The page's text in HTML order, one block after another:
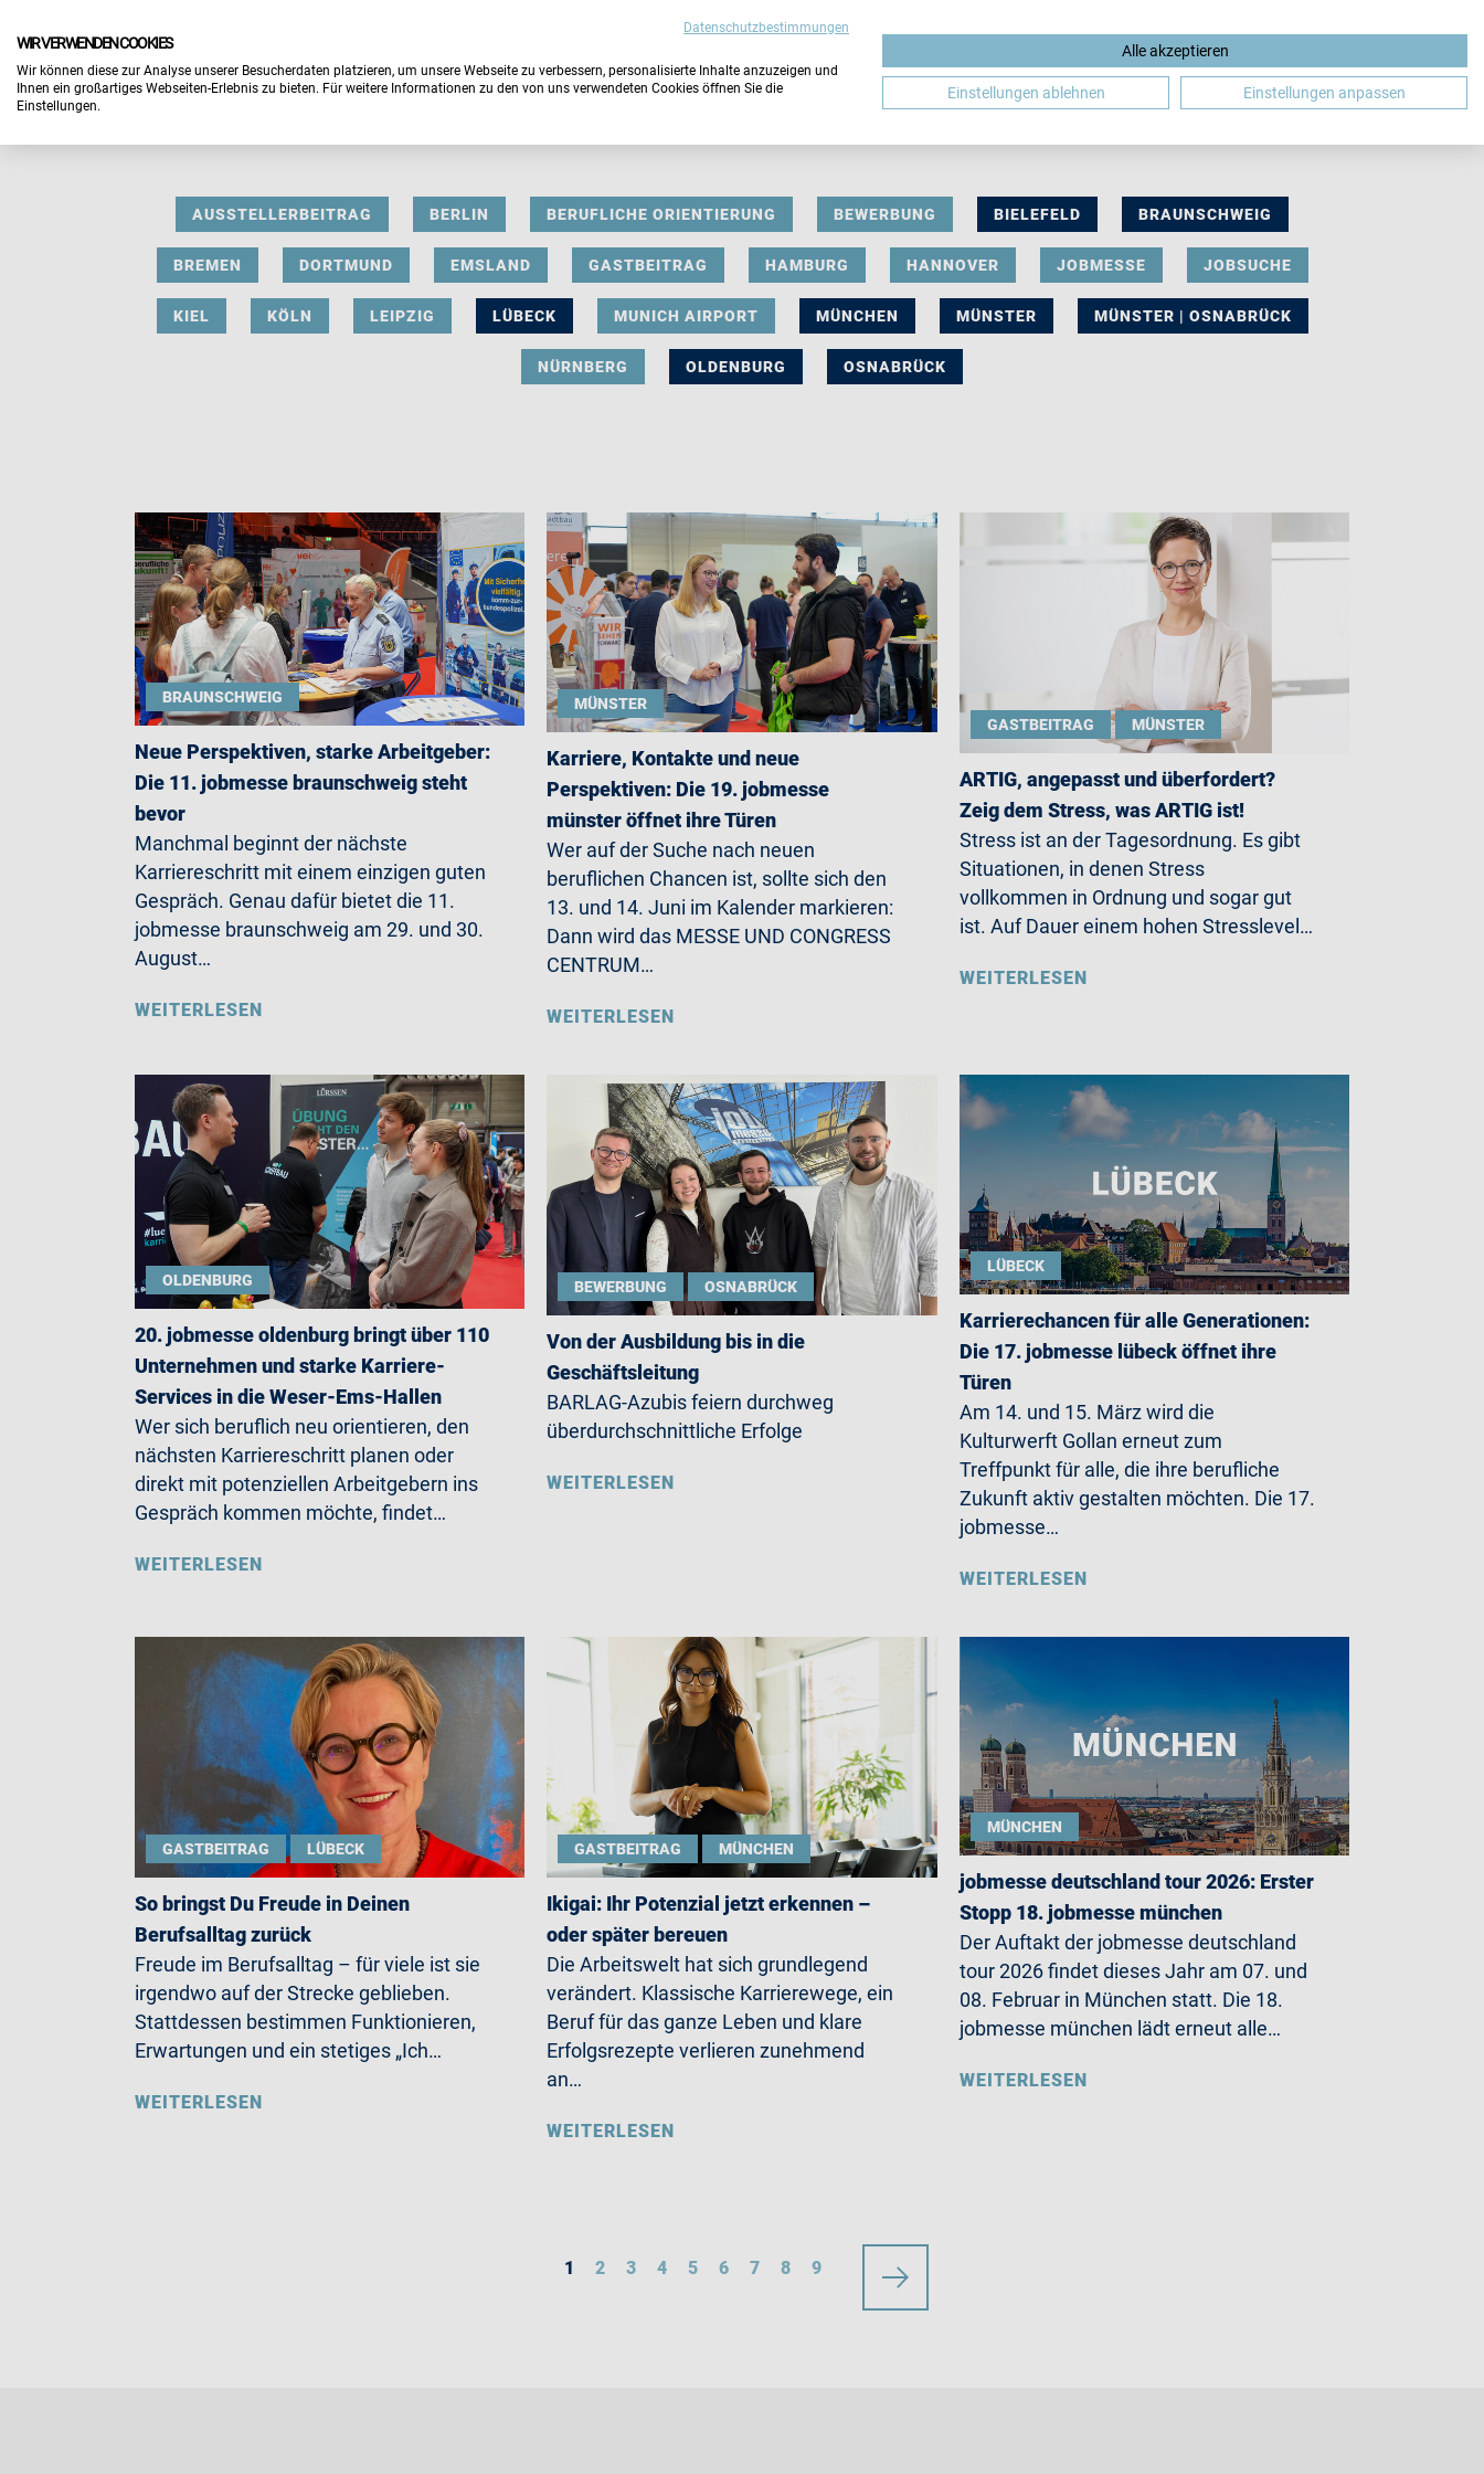
DE
AUSSTELLERBEITRAG BERLIN BERUFLICHE ORIENTIERUNG BEWERBUNG BIELEFELD BRAUNSCHWEIG
BREMEN DORTMUND EMSLAND GASTBEITRAG HAMBURG HANNOVER JOBMESSE JOBSUCHE
KIEL KÖLN LEIPZIG LÜBECK MUNICH AIRPORT MÜNCHEN MÜNSTER MÜNSTER | OSNABRÜCK
NÜRNBERG OLDENBURG OSNABRÜCK
BRAUNSCHWEIG
Neue Perspektiven, starke Arbeitgeber:
Die 11. jobmesse braunschweig steht
bevor
Manchmal beginnt der nächste
Karriereschritt mit einem einzigen guten
Gespräch. Genau dafür bietet die 11.
jobmesse braunschweig am 29. und 30.
August…
WEITERLESEN
MÜNSTER
Karriere, Kontakte und neue
Perspektiven: Die 19. jobmesse
münster öffnet ihre Türen
Wer auf der Suche nach neuen
beruflichen Chancen ist, sollte sich den
13. und 14. Juni im Kalender markieren:
Dann wird das MESSE UND CONGRESS
CENTRUM…
WEITERLESEN
GASTBEITRAG MÜNSTER
ARTIG, angepasst und überfordert?
Zeig dem Stress, was ARTIG ist!
Stress ist an der Tagesordnung. Es gibt
Situationen, in denen Stress
vollkommen in Ordnung und sogar gut
ist. Auf Dauer einem hohen Stresslevel…
WEITERLESEN
OLDENBURG
20. jobmesse oldenburg bringt über 110
Unternehmen und starke Karriere-
Services in die Weser-Ems-Hallen
Wer sich beruflich neu orientieren, den
nächsten Karriereschritt planen oder
direkt mit potenziellen Arbeitgebern ins
Gespräch kommen möchte, findet…
WEITERLESEN
BEWERBUNG OSNABRÜCK
Von der Ausbildung bis in die
Geschäftsleitung
BARLAG-Azubis feiern durchweg
überdurchschnittliche Erfolge
WEITERLESEN
LÜBECK
Karrierechancen für alle Generationen:
Die 17. jobmesse lübeck öffnet ihre
Türen
Am 14. und 15. März wird die
Kulturwerft Gollan erneut zum
Treffpunkt für alle, die ihre berufliche
Zukunft aktiv gestalten möchten. Die 17.
jobmesse…
WEITERLESEN
GASTBEITRAG LÜBECK
So bringst Du Freude in Deinen
Berufsalltag zurück
Freude im Berufsalltag – für viele ist sie
irgendwo auf der Strecke geblieben.
Stattdessen bestimmen Funktionieren,
Erwartungen und ein stetiges „Ich…
WEITERLESEN
GASTBEITRAG MÜNCHEN
Ikigai: Ihr Potenzial jetzt erkennen –
oder später bereuen
Die Arbeitswelt hat sich grundlegend
verändert. Klassische Karrierewege, ein
Beruf für das ganze Leben und klare
Erfolgsrezepte verlieren zunehmend
an…
WEITERLESEN
MÜNCHEN
jobmesse deutschland tour 2026: Erster
Stopp 18. jobmesse münchen
Der Auftakt der jobmesse deutschland
tour 2026 findet dieses Jahr am 07. und
08. Februar in München statt. Die 18.
jobmesse münchen lädt erneut alle…
WEITERLESEN
1 2 3 4 5 6 7 8 9
Datenschutzbestimmungen
WIR VERWENDEN COOKIES
Wir können diese zur Analyse unserer Besucherdaten platzieren, um unsere Webseite zu verbessern, personalisierte Inhalte anzuzeigen und
Ihnen ein großartiges Webseiten-Erlebnis zu bieten. Für weitere Informationen zu den von uns verwendeten Cookies öffnen Sie die
Einstellungen.
Alle akzeptieren
Einstellungen ablehnen Einstellungen anpassen